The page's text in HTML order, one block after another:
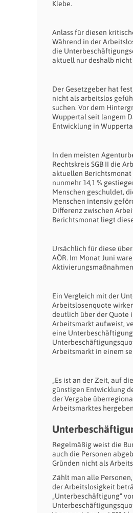
Klebe.
Anlass für diesen
Während in der
die
aktuell nur deshalb
Der Gesetzgeber hat
nicht als arbeitslos
suchen. Vor dem
Wuppertal seit langem
Entwicklung in
In den meisten
Rechtskreis SGB II die
aktuellen Berichtsmonat
nunmehr 14,1 %
Menschen geschuldet,
Menschen intensiv
Differenz zwischen
Berichtsmonat liegt
Ursächlich für diese
AÖR. Im Monat Juni
Ein Vergleich mit der
Arbeitslosenquote
deutlich über der Quote
Arbeitsmarkt aufweist,
eine
Arbeitsmarkt in einem
„Es ist an der Zeit, auf
günstigen Entwicklung
der Vergabe
Arbeitsmarktes
Regelmäßig weist die
auch die Personen
Gründen nicht als
Zählt man alle
der Arbeitslosigkeit
„Unterbeschäftigung“